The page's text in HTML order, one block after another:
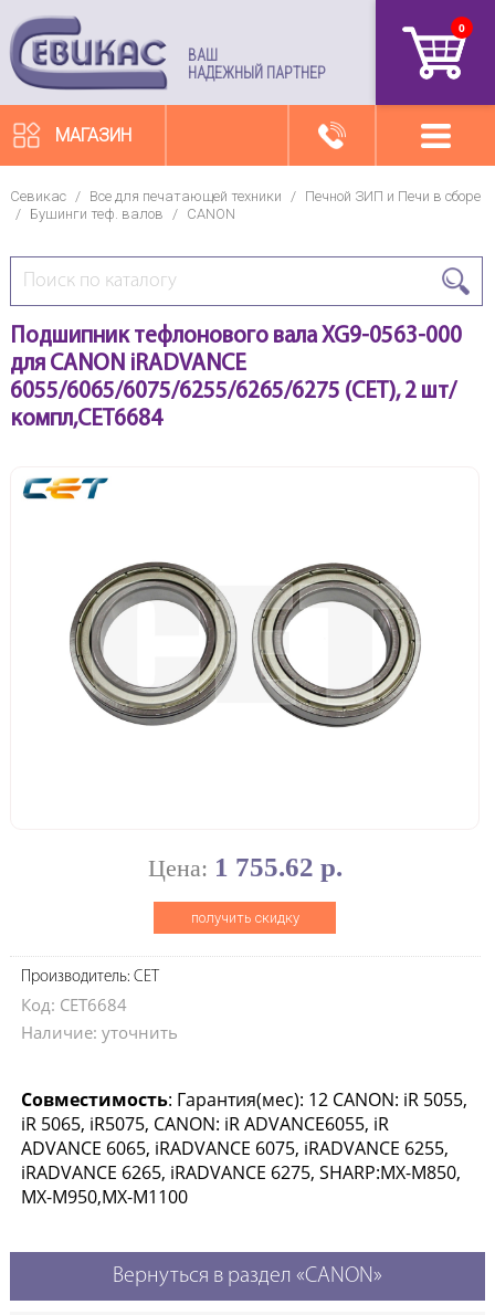
ВАШ
НАДЕЖНЫЙ ПАРТНЕР
0
МАГАЗИН
Севикас / Все для печатающей техники /
Печной ЗИП и Печи в сборе
/
Бушинги теф. валов / CANON
Подшипник тефлонового вала XG9-0563-000
для CANON iRADVANCE
6055/6065/6075/6255/6265/6275 (CET), 2 шт/
компл,CET6684
Цена: 1 755.62 р.
получить скидку
Производитель: CET
Код: CET6684
Наличие: уточнить
Совместимость: Гарантия(мес): 12 CANON: iR 5055,
iR 5065, iR5075, CANON: iR ADVANCE6055, iR
ADVANCE 6065, iRADVANCE 6075, iRADVANCE 6255,
iRADVANCE 6265, iRADVANCE 6275, SHARP:MX-M850,
MX-M950,MX-M1100
Вернуться в раздел «CANON»